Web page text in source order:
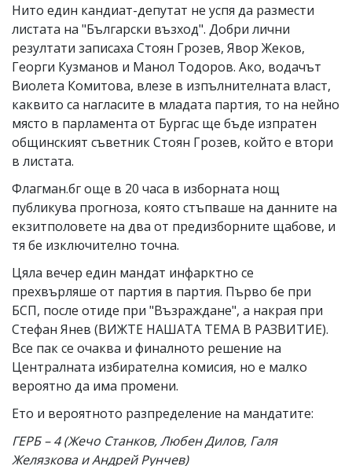
Нито един кандиат-депутат не успя да размести
листата на "Български възход". Добри лични
резултати записаха Стоян Грозев, Явор Жеков,
Георги Кузманов и Манол Тодоров. Ако, водачът
Виолета Комитова, влезе в изпълнителната власт,
каквито са нагласите в младата партия, то на нейно
място в парламента от Бургас ще бъде изпратен
общинският съветник Стоян Грозев, който е втори
в листата.
Флагман.бг още в 20 часа в изборната нощ
публикува прогноза, която стъпваше на данните на
екзитполовете на два от предизборните щабове, и
тя бе изключително точна.
Цяла вечер един мандат инфарктно се
прехвърляше от партия в партия. Първо бе при
БСП, после отиде при "Възраждане", а накрая при
Стефан Янев (ВИЖТЕ НАШАТА ТЕМА В РАЗВИТИЕ).
Все пак се очаква и финалното решение на
Централната избирателна комисия, но е малко
вероятно да има промени.
Ето и вероятното разпределение на мандатите:
ГЕРБ – 4 (Жечо Станков, Любен Дилов, Галя
Желязкова и Андрей Рунчев)